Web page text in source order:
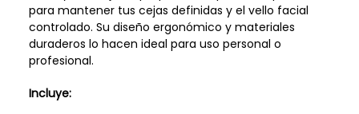
para mantener tus cejas definidas y el vello facial
controlado. Su diseño ergonómico y materiales
duraderos lo hacen ideal para uso personal o
profesional.
Incluye: